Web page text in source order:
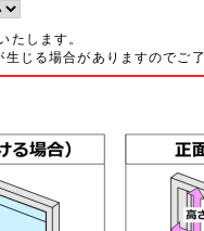
たします。
じる場合がありますのでご了